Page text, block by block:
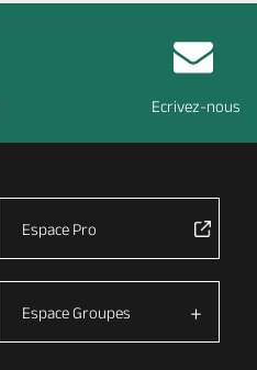
Ecrivez-nous
Espace Pro
Espace Groupes